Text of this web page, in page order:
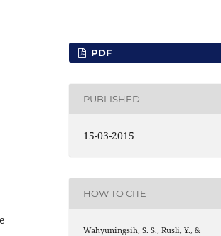
PDF
PUBLISHED
15-03-2015
HOW TO CITE
Wahyuningsih, S. S., Rusli, Y., &